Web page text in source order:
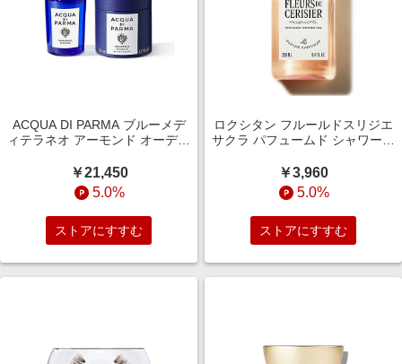
ACQUA DI PARMA ブルーメデ
ィテラネオ アーモンド オーデト
￥21,450
5.0%
ストアにすすむ
ロクシタン フルールドスリジエ
サクラ パフュームド シャワージ
￥3,960
5.0%
ストアにすすむ